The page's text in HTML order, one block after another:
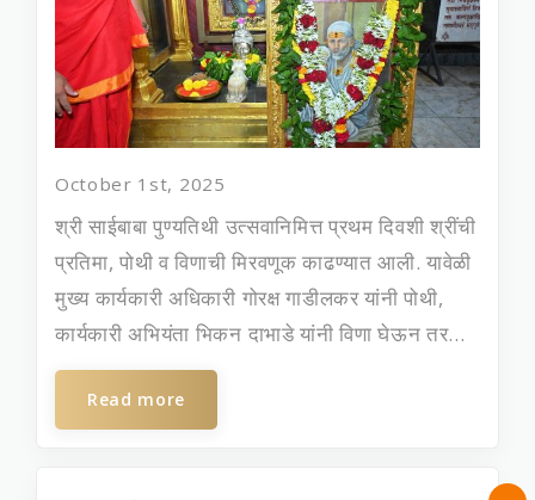
October 1st, 2025
श्री साईबाबा पुण्‍यतिथी उत्सवानिमित्त प्रथम दिवशी श्रींची
प्रतिमा, पोथी व विणाची मिरवणूक काढण्यात आली. यावेळी
मुख्‍य कार्यकारी अधिकारी गोरक्ष गाडीलकर यांनी पोथी,
कार्यकारी अभियंता भिकन दाभाडे यांनी विणा घेऊन तर...
Read more